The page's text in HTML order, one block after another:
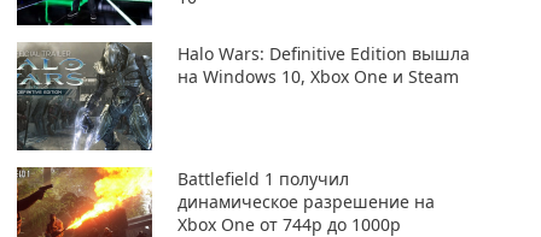
Halo Wars: Definitive Edition вышла
на Windows 10, Xbox One и Steam
Battlefield 1 получил
динамическое разрешение на
Xbox One от 744p до 1000p